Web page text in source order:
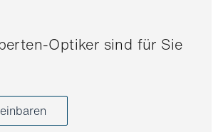
Optiker sind für Sie